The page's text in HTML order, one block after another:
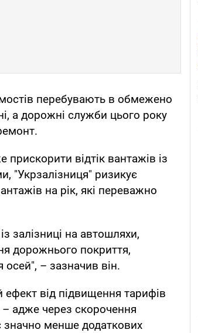
перебувають в обмежено
а дорожні служби цього року
відтік вантажів із
"Укрзалізниця" ризикує
на рік, які переважно
залізниці на автошляхи,
дорожнього покриття,
– зазначив він.
від підвищення тарифів
адже через скорочення
значно менше додаткових